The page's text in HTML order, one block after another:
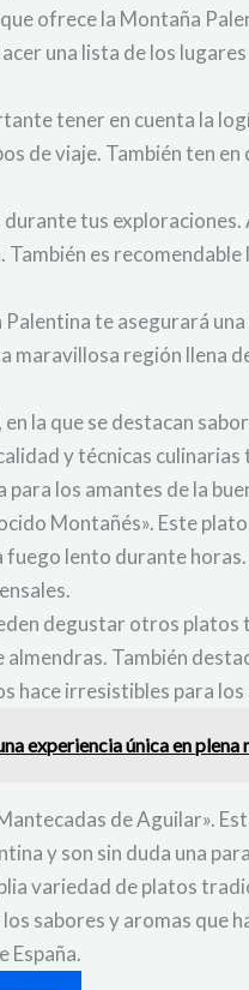
ofrece la Montaña
una lista de los
tener en cuenta la
de viaje. También ten
tus
es
te asegurará
región llena
la que se destacan
y técnicas
los amantes de la
Montañés». Este
lento durante
degustar otros platos
También
hace irresistibles para
experiencia única en plena
de Aguilar».
y son sin duda una
variedad de platos
sabores y aromas que
España.